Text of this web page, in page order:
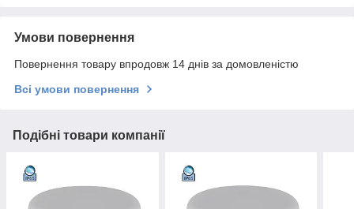
Умови повернення
Повернення товару впродовж 14 днів за домовленістю
Всі умови повернення
Подібні товари компанії